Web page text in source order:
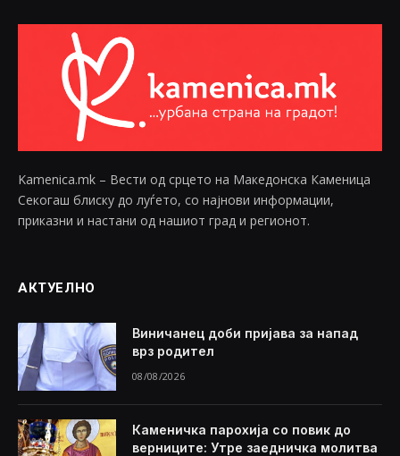
Kamenica.mk – Вести од срцето на Македонска Каменица
Секогаш блиску до луѓето, со најнови информации,
приказни и настани од нашиот град и регионот.
АКТУЕЛНО
Виничанец доби пријава за напад
врз родител
08/08/2026
Каменичка парохија со повик до
верниците: Утре заедничка молитва